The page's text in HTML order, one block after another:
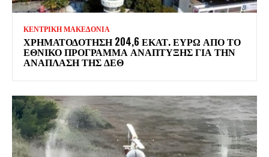
ΚΕΝΤΡΙΚΗ ΜΑΚΕΔΟΝΙΑ
ΧΡΗΜΑΤΟΔΌΤΗΣΗ 204,6 ΕΚΑΤ. ΕΥΡΏ ΑΠΌ ΤΟ
ΕΘΝΙΚΌ ΠΡΌΓΡΑΜΜΑ ΑΝΆΠΤΥΞΗΣ ΓΙΑ ΤΗΝ
ΑΝΆΠΛΑΣΗ ΤΗΣ ΔΕΘ